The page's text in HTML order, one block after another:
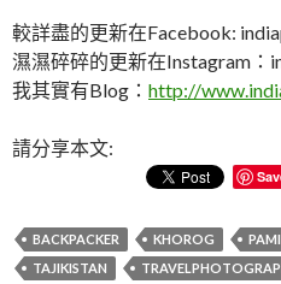
較詳盡的更新在Facebook:
濕濕碎碎的更新在Instagram：
我其實有Blog： http://
請分享本文:
BACKPACKER KHOROG
TAJIKISTAN